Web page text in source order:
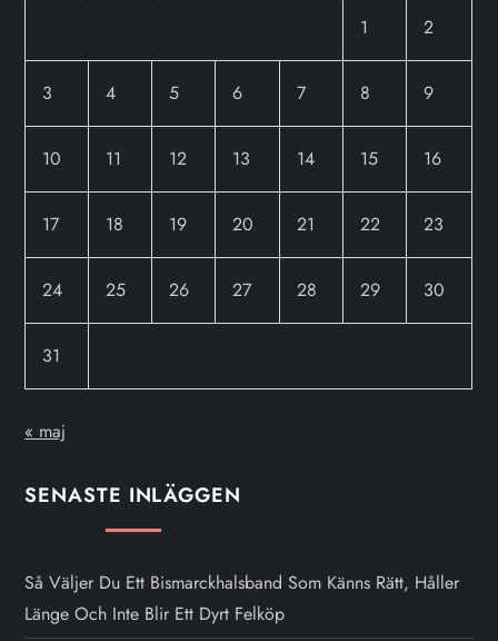
1 2
3 4 5 6 7 8 9
10 11 12 13 14 15 16
17 18 19 20 21 22 23
24 25 26 27 28 29 30
31
« maj
SENASTE INLÄGGEN
Så Väljer Du Ett Bismarckhalsband Som Känns Rätt, Håller
Länge Och Inte Blir Ett Dyrt Felköp